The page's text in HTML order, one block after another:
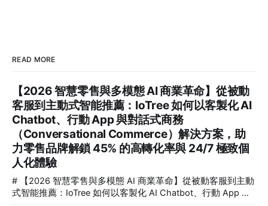
READ MORE
【2026 智慧零售與多模態 AI 商業革命】從被動
客服到主動式智能推薦：IoTree 如何以客製化 AI
Chatbot、行動 App 與對話式商務
（Conversational Commerce）解決方案，助
力零售品牌解鎖 45% 的高轉化率與 24/7 極致個
人化體驗
# 【2026 智慧零售與多模態 AI 商業革命】從被動客服到主動
式智能推薦：IoTree 如何以客製化 AI Chatbot、行動 App 與